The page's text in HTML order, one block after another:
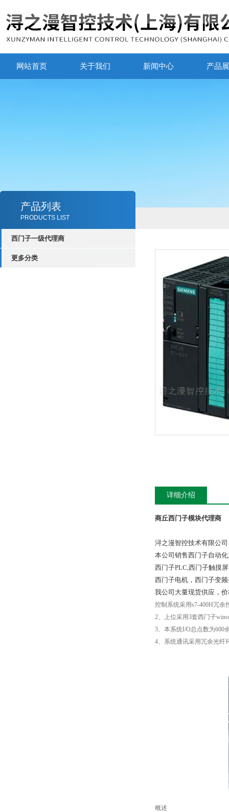
网站首页 关于我们 新闻中心 产品
产品列表
PRODUCTS LIST
西门子一级代理商
更多分类
详细介绍
商丘西门子模块代理商
浔之漫智控技术有限公
本公司销售西门子自动
西门子PLC,西门子触摸
西门子电机，西门子变
我公司大量现货供应，
控制系统采用s7-400H冗余
2、上位采用3套西门子
3、本系统I/O总点数为600
4、系统通讯采用冗余光纤
概述